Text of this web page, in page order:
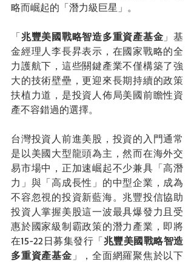
略而崛起的「潛力級巨星」。
「兆豐美國戰略智造多重資產基金 」基
金經理人李長昇表示，在國家戰略的全
力護航下，這些關鍵產業不僅構築了強
大的技術壁壘，更迎來長期持續的政策
扶植力道，是投資人佈局美國前瞻性資
產不容錯過的選擇。
台灣投資人前進美股，投資的入門通常
是以美國大型龍頭為主，然而在海外交
易市場中，正加速崛起不少兼具「高潛
力」與「高成長性」的中型企業，成為
不容忽視的投資新藍海。兆豐投信協助
投資人掌握美股這一波最具爆發力且受
惠於國家級制霸政策的潛力產業，即將
在15-22日募集發行「兆豐美國戰略智造
多重資產基金 」，全面網羅聚焦於以下